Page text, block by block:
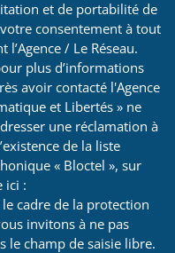
et de portabilité de
consentement à tout
/ Le Réseau.
plus d’informations
avoir contacté l'Agence
et Libertés » ne
une réclamation à
de la liste
« Bloctel », sur
ici :
le cadre de la protection
invitons à ne pas
le champ de saisie libre.